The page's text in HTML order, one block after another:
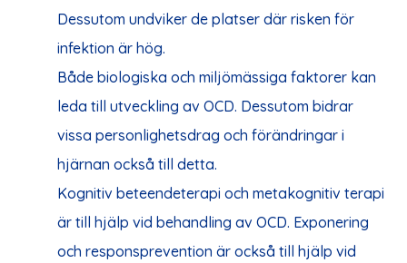
Dessutom undviker de platser där risken för
infektion är hög.
Både biologiska och miljömässiga faktorer kan
leda till utveckling av OCD. Dessutom bidrar
vissa personlighetsdrag och förändringar i
hjärnan också till detta.
Kognitiv beteendeterapi och metakognitiv terapi
är till hjälp vid behandling av OCD. Exponering
och responsprevention är också till hjälp vid